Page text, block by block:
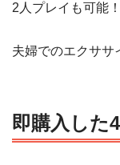
2人プレイも可能！
夫婦でのエクササ
即購入した